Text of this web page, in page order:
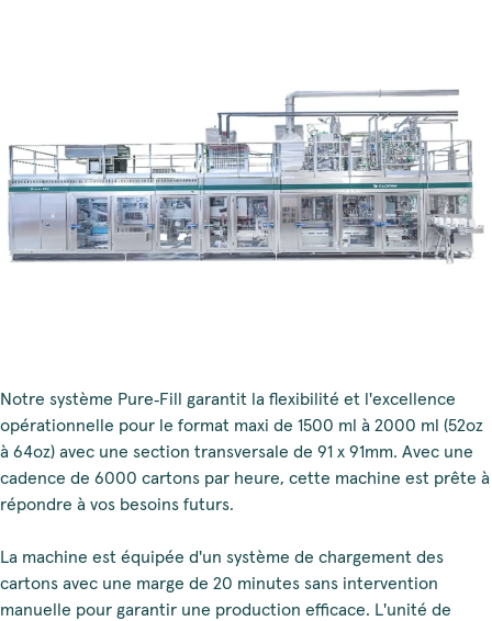
Notre système Pure‑Fill garantit la flexibilité et l'excellence
opérationnelle pour le format maxi de 1500 ml à 2000 ml (52oz
à 64oz) avec une section transversale de 91 x 91mm. Avec une
cadence de 6000 cartons par heure, cette machine est prête à
répondre à vos besoins futurs.
La machine est équipée d'un système de chargement des
cartons avec une marge de 20 minutes sans intervention
manuelle pour garantir une production efficace. L'unité de